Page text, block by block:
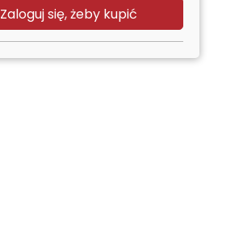
Zaloguj się, żeby kupić